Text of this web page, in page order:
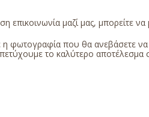
επικοινωνία μαζί μας, μπορείτε να
φωτογραφία που θα ανεβάσετε να
το καλύτερο